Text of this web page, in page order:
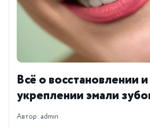
Всё о восстановлении и
укреплении эмали
Автор: admin